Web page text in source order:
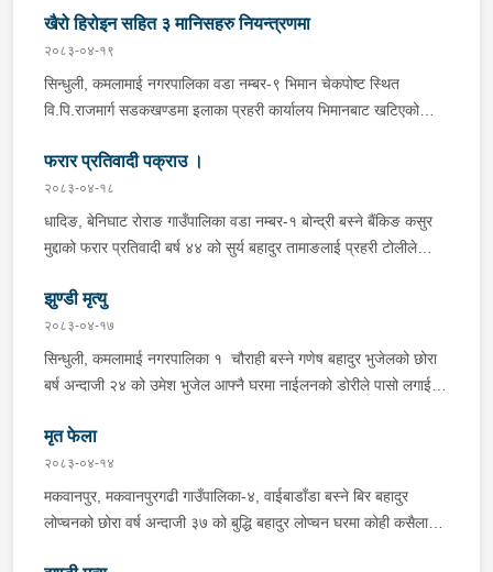
खैरो हिरोइन सहित ३ मानिसहरु नियन्त्रणमा
२०८३-०४-१९
सिन्धुली, कमलामाई नगरपालिका वडा नम्बर-९ भिमान चेकपोष्ट स्थित
वि.पि.राजमार्ग सडकखण्डमा इलाका प्रहरी कार्यालय भिमानबाट खटिएको
बर्दिवासको संयुक्त टोलीले मोरङबाट काठमाण्डौ तर्फ जाँदै गरेको चालक
सिन्धुली कमलामाई नगरपालिका वडा नम्बर- १२ बस्ने बर्ष अन्दाजी-२९ को
चन्द्र बहादुर माझीले चलाएको म.प्र. व०४-००१ ज ००८६ नं. को
यात्रुबाहक E.V. हायसमा सवार जिल्ला सिराह मिर्चैया नगरपालिका-५ बस्ने
ल्याएको तरकारीको बोरा भित्र डब्बामा प्लास्टिकले पोका पारी लुकाई छिपाई
ल्याएको लागु औषध खैरो हिरोइन जस्तो देखिने गिलो पदार्थ ४५.१९० फेला
पारी नियन्त्रणमा लिई सोधपुछ गर्दा पछाडी मोटरसाइकलमा सवार चालक
अभिषेक कुमार साह र सवार राहुल कुमार मण्डलले उक्त सामान दिई पठाएको
भनि खुल्न आएको हुँदा मोटरसाइकल सहित निजहरुलाई नियन्त्रणमा लिई थप
अनुसन्धान कार्य भईरहेको ।
फरार प्रतिवादी पक्राउ ।
२०८३-०४-१८
धादिङ, बेनिघाट रोराङ गाउँपालिका वडा नम्बर-१ बोन्द्री बस्ने बैंकिङ कसुर
मुद्दाको फरार प्रतिवादी बर्ष ४४ को सुर्य बहादुर तामाङलाई प्रहरी टोलीले
झुण्डी मृत्यु
२०८३-०४-१७
सिन्धुली, कमलामाई नगरपालिका १ चौराही बस्ने गणेष बहादुर भुजेलको छोरा
बर्ष अन्दाजी २४ को उमेश भुजेल आफ्नै घरमा नाईलनको डोरीले पासो लगाई
घटनास्थलमा मुचुल्का सहित थप अनुसन्धान कार्य भइरहेको ।
मृत फेला
२०८३-०४-१४
मकवानपुर, मकवानपुरगढी गाउँपालिका-४, वाईबाडाँडा बस्ने बिर बहादुर
लोप्चनको छोरा वर्ष अन्दाजी ३७ को बुद्धि बहादुर लोप्चन घरमा कोही कसैलाई